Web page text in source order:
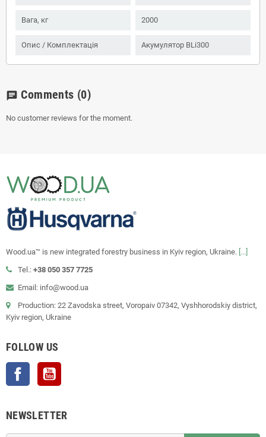
Вага, кг 2000
Опис / Комплектація Акумулятор BLi300
chat Comments (0)
No customer reviews for the moment.
Wood.ua™ is new integrated forestry business in Kyiv region, Ukraine. [...]
Tel.: +38 050 357 7725
Email: info@wood.ua
Production: 22 Zavodska street, Voropaiv 07342, Vyshhorodskiy district,
Kyiv region, Ukraine
FOLLOW US
Facebook
NEWSLETTER